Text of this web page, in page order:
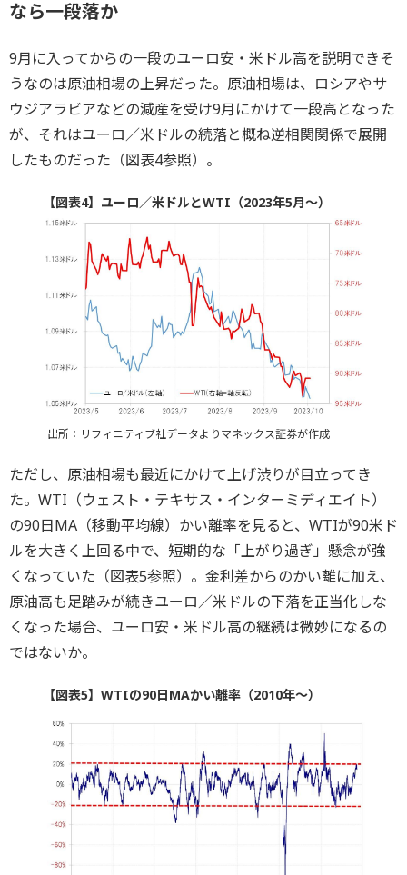
なら一段落か
9月に入ってからの一段のユーロ安・米ドル高を説明できそ
うなのは原油相場の上昇だった。原油相場は、ロシアやサ
ウジアラビアなどの減産を受け9月にかけて一段高となった
が、それはユーロ／米ドルの続落と概ね逆相関関係で展開
したものだった（図表4参照）。
【図表4】ユーロ／米ドルとWTI（2023年5月～）
出所：リフィニティブ社データよりマネックス証券が作成
ただし、原油相場も最近にかけて上げ渋りが目立ってき
た。WTI（ウェスト・テキサス・インターミディエイト）
の90日MA（移動平均線）かい離率を見ると、WTIが90米ド
ルを大きく上回る中で、短期的な「上がり過ぎ」懸念が強
くなっていた（図表5参照）。金利差からのかい離に加え、
原油高も足踏みが続きユーロ／米ドルの下落を正当化しな
くなった場合、ユーロ安・米ドル高の継続は微妙になるの
ではないか。
【図表5】WTIの90日MAかい離率（2010年～）